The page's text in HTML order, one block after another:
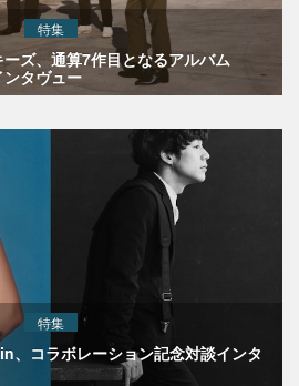
特集
ズ、通算7作目となるアルバム
タヴュー
特集
、コラボレーション記念対談インタ